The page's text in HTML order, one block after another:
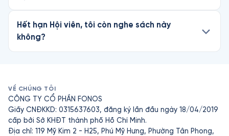
Hết hạn Hội viên, tôi còn nghe sách này
không?
VỀ CHÚNG TÔI
CÔNG TY CỔ PHẦN FONOS
Giấy CNĐKKD: 0315637603, đăng ký lần đầu ngày 18/04/2019
cấp bởi Sở KHĐT thành phố Hồ Chí Minh.
Địa chỉ: 119 Mỹ Kim 2 - H25, Phú Mỹ Hưng, Phường Tân Phong,